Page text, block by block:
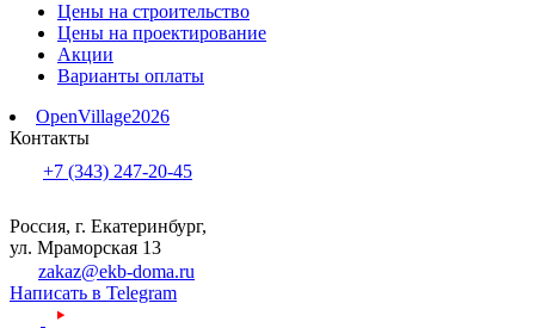
Цены на строительство
Цены на проектирование
Акции
Варианты оплаты
OpenVillage2026
Контакты
+7 (343) 247-20-45
Россия, г. Екатеринбург,
ул. Мраморская 13
zakaz@ekb-doma.ru
Написать в Telegram